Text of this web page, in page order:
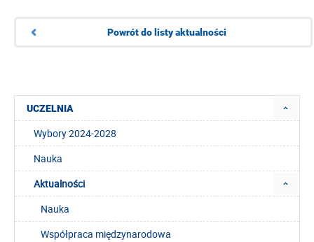
Powrót do listy aktualności
UCZELNIA
Wybory 2024-2028
Nauka
Aktualności
Nauka
Współpraca międzynarodowa